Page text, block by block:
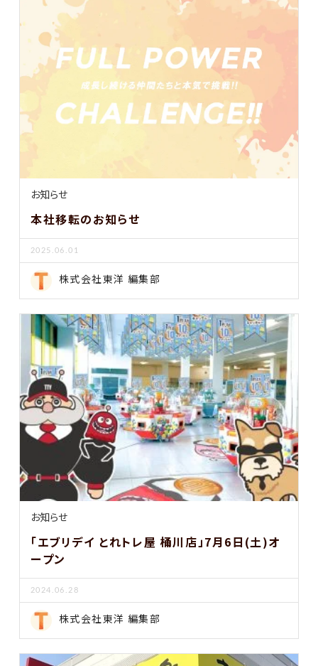
お知らせ
本社移転のお知らせ
2025.06.01
株式会社東洋 編集部
お知らせ
「エブリデイ とれトレ屋 桶川店」7月6日(土)オ
ープン
2024.06.28
株式会社東洋 編集部